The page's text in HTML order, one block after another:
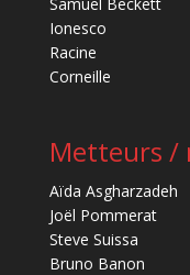
Ionesco
Racine
Corneille
Metteurs /
Aïda Asgharzadeh
Joël Pommerat
Steve Suissa
Bruno Banon